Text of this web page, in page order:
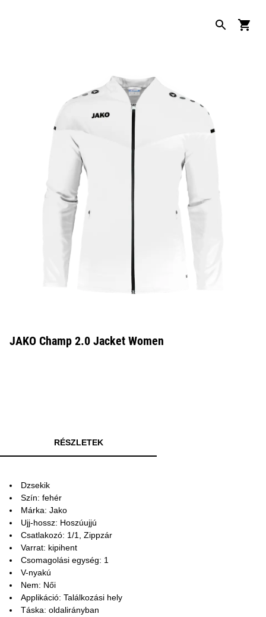
JAKO Champ 2.0 Jacket Women
RÉSZLETEK
Dzsekik
Szín: fehér
Márka: Jako
Ujj-hossz: Hoszúujjú
Csatlakozó: 1/1, Zippzár
Varrat: kipihent
Csomagolási egység: 1
V-nyakú
Nem: Női
Applikáció: Találkozási hely
Táska: oldalirányban